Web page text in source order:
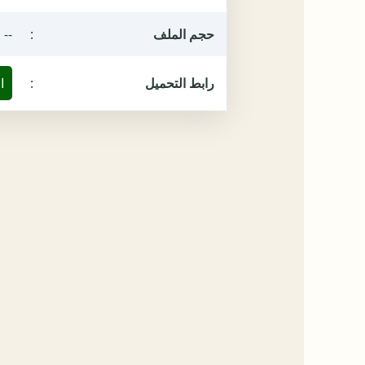
حجم الملف :
--
رابط التحميل :